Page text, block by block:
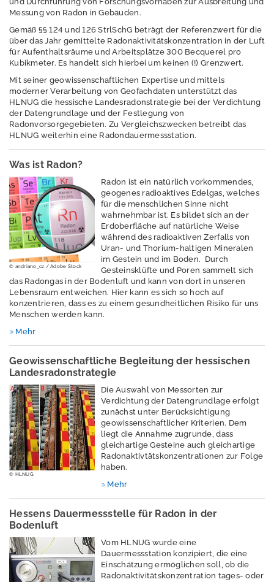
Landesradonstrate
Hessens
Dauermessstelle
Bodenluft
Online-Seminar
Radon-Symposium
privaten Räumen
Georisiko und
Ingenieurgeologie
Erdbeben
Erdwärme /
Geothermie
Geologie erleben
Geologische
Landesaufnahme
Geophysik
Geowissenschaftlic
hes Archiv
Landesplanung
Historie
Messung von Radon in Gebäuden.
Gemäß §§ 124 und 126 StrlSchG beträgt der Referenzwert für die
über das Jahr gemittelte Radonaktivitätskonzentration in der Luft
für Aufenthaltsräume und Arbeitsplätze 300 Becquerel pro
Kubikmeter. Es handelt sich hierbei um keinen (!) Grenzwert.
Mit seiner geowissenschaftlichen Expertise und mittels
moderner Verarbeitung von Geofachdaten unterstützt das
HLNUG die hessische Landesradonstrategie bei der Verdichtung
der Datengrundlage und der Festlegung von
Radonvorsorgegebieten. Zu Vergleichszwecken betreibt das
HLNUG weiterhin eine Radondauermessstation.
Was ist Radon?
© andriano_cz / Adobe Stock
Radon ist ein natürlich vorkommendes,
geogenes radioaktives Edelgas, welches
für die menschlichen Sinne nicht
wahrnehmbar ist. Es bildet sich an der
Erdoberfläche auf natürliche Weise
während des radioaktiven Zerfalls von
Uran- und Thorium-haltigen Mineralen
im Gestein und im Boden. Durch
Gesteinsklüfte und Poren sammelt sich
das Radongas in der Bodenluft und kann von dort in unseren
Lebensraum entweichen. Hier kann es sich so hoch auf
konzentrieren, dass es zu einem gesundheitlichen Risiko für uns
Menschen werden kann.
Mehr
Geowissenschaftliche Begleitung der hessischen
Landesradonstrategie
© HLNUG
Die Auswahl von Messorten zur
Verdichtung der Datengrundlage erfolgt
zunächst unter Berücksichtigung
geowissenschaftlicher Kriterien. Dem
liegt die Annahme zugrunde, dass
gleichartige Gesteine auch gleichartige
Radonaktivtätskonzentrationen zur Folge
haben.
Mehr
Hessens Dauermessstelle für Radon in der
Bodenluft
Vom HLNUG wurde eine
Dauermessstation konzipiert, die eine
Einschätzung ermöglichen soll, ob die
Radonaktivitätskonzentration tages- oder